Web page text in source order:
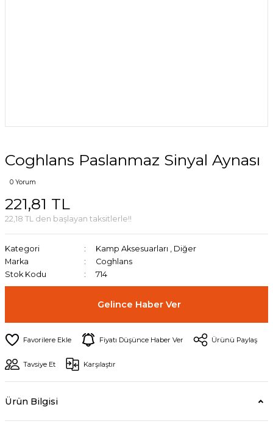
Coghlans Paslanmaz Sinyal Aynası
0 Yorum
221,81 TL
22,18 TL den başlayan taksitlerle!!
Kategori Kamp Aksesuarları , Diğer
Marka
Coghlans
Stok Kodu
714
Gelince Haber Ver
Fiyatı Düşünce Haber Ver Ürünü Paylaş
Tavsiye Et Karşılaştır
Ürün Bilgisi